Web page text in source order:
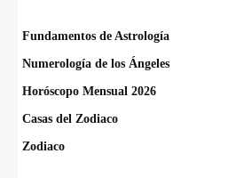
Fundamentos de Astrología
Numerología de los Ángeles
Horóscopo Mensual 2026
Casas del Zodiaco
Zodiaco